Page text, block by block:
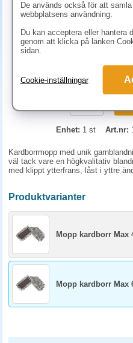
146.30
Enhet: 1 st Art.nr:
Kardborrmopp med unik
väl tack vare en högkvalitativ
med klippt ytterfrans, låst i yttre
Produktvarianter
Mopp kardborr Max
Mopp kardborr Max
De används också för att
webbplatsens användning.
Du kan acceptera eller hantera
genom att klicka på länken
sidan.
Cookie-inställningar